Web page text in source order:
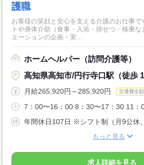
護職
お客様の笑顔と安心を支える介護のお仕事で
トや身体介助（食事・入浴・排せつ・移乗な
エーションの企画・実...
ホームヘルパー（訪問介護等）
高知県高知市/円行寺口駅（徒歩
月給265,920円～285,920円 交通費全
7：00〜16：00 8：30〜17：30 11：
年間休日107日 ※シフト制（月9公休
もっと見る
求人詳細を見る